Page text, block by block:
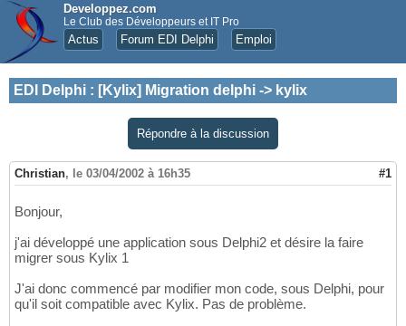
Developpez.com
Le Club des Développeurs et IT Pro
Actus Forum EDI Delphi Emploi
EDI Delphi : [Kylix] Migration delphi -> kylix
Répondre à la discussion
Christian, le 03/04/2002 à 16h35 #1
Bonjour,
j'ai développé une application sous Delphi2 et désire la faire
migrer sous Kylix 1
J'ai donc commencé par modifier mon code, sous Delphi, pour
qu'il soit compatible avec Kylix. Pas de problème.